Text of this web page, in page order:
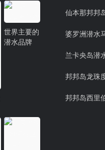
世界主要的
潜水品牌